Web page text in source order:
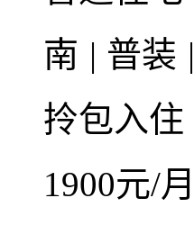
南 | 普装 |
拎包入住
1900元/月